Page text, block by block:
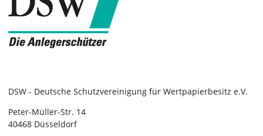
DSW - Deutsche Schutzvereinigung für Wertpapierbesitz e.V.
Peter-Müller-Str. 14
40468 Düsseldorf